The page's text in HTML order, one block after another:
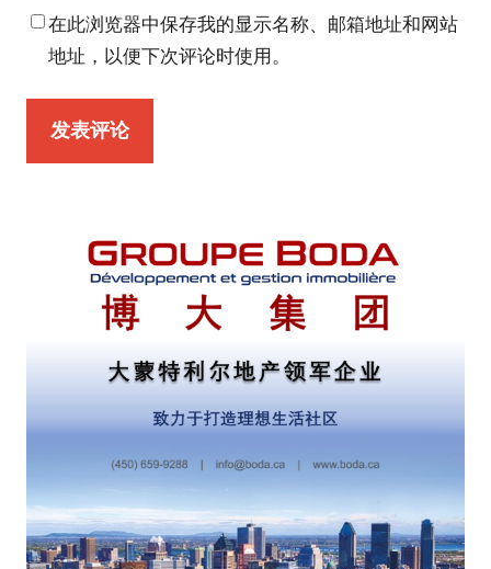
在此浏览器中保存我的显示名称、邮箱地址和网站
地址，以便下次评论时使用。